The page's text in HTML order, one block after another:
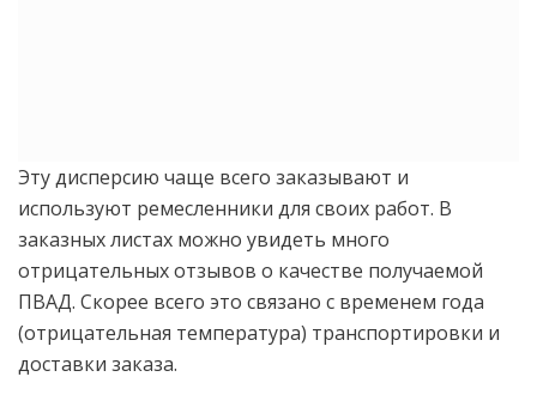
Эту дисперсию чаще всего заказывают и
используют ремесленники для своих работ. В
заказных листах можно увидеть много
отрицательных отзывов о качестве получаемой
ПВАД. Скорее всего это связано с временем года
(отрицательная температура) транспортировки и
доставки заказа.